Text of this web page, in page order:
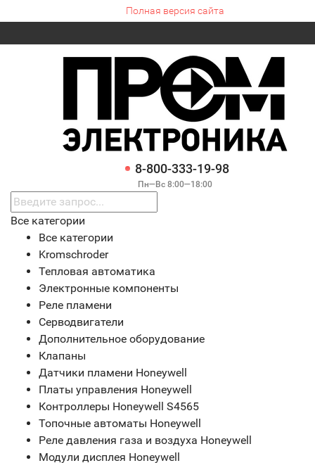
Полная версия сайта
8-800-333-19-98
Пн—Вс 8:00—18:00
Все категории
Все категории
Kromschroder
Тепловая автоматика
Электронные компоненты
Реле пламени
Серводвигатели
Дополнительное оборудование
Клапаны
Датчики пламени Honeywell
Платы управления Honeywell
Контроллеры Honeywell S4565
Топочные автоматы Honeywell
Реле давления газа и воздуха Honeywell
Модули дисплея Honeywell